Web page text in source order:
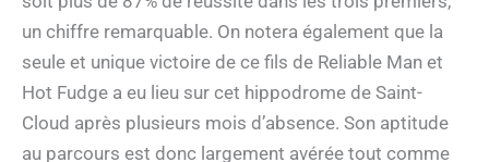
un chiffre remarquable. On notera également que la
seule et unique victoire de ce fils de Reliable Man et
Hot Fudge a eu lieu sur cet hippodrome de Saint-
Cloud après plusieurs mois d’absence. Son aptitude
au parcours est donc largement avérée tout comme